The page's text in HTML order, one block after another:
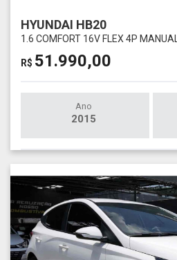
HYUNDAI HB20
1.6 COMFORT 16V FLEX 4P MANUAL
R$ 51.990,00
Ano
2015